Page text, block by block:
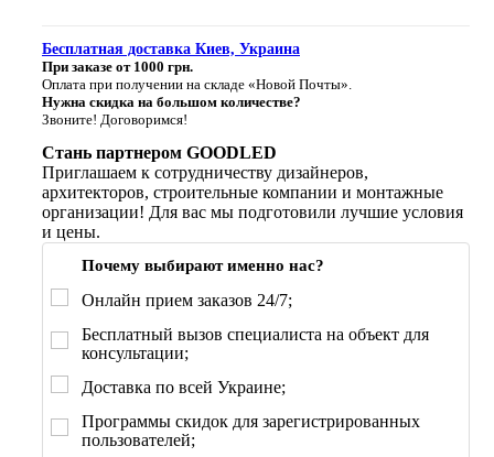
Бесплатная доставка Киев, Украина
При заказе от 1000 грн.
Оплата при получении на складе «Новой Почты».
Нужна скидка на большом количестве?
Звоните! Договоримся!
Стань партнером GOODLED
Приглашаем к сотрудничеству дизайнеров,
архитекторов, строительные компании и монтажные
организации! Для вас мы подготовили лучшие условия
и цены.
Почему выбирают именно нас?
Онлайн прием заказов 24/7;
Бесплатный вызов специалиста на объект для
консультации;
Доставка по всей Украине;
Программы скидок для зарегистрированных
пользователей;